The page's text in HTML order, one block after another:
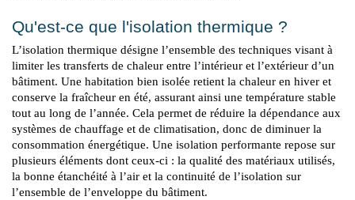
Qu'est-ce que l'isolation thermique ?
L’isolation thermique désigne l’ensemble des techniques visant à
limiter les transferts de chaleur entre l’intérieur et l’extérieur d’un
bâtiment. Une habitation bien isolée retient la chaleur en hiver et
conserve la fraîcheur en été, assurant ainsi une température stable
tout au long de l’année. Cela permet de réduire la dépendance aux
systèmes de chauffage et de climatisation, donc de diminuer la
consommation énergétique. Une isolation performante repose sur
plusieurs éléments dont ceux-ci : la qualité des matériaux utilisés,
la bonne étanchéité à l’air et la continuité de l’isolation sur
l’ensemble de l’enveloppe du bâtiment.